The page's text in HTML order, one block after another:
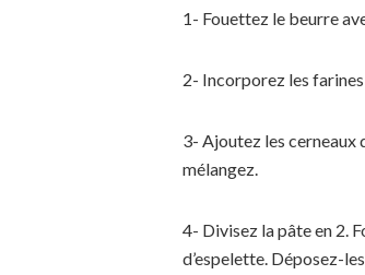
1- Fouettez le beurre
2- Incorporez les
3- Ajoutez les cerneaux
mélangez.
4- Divisez la pâte en 2.
d’espelette. Déposez-